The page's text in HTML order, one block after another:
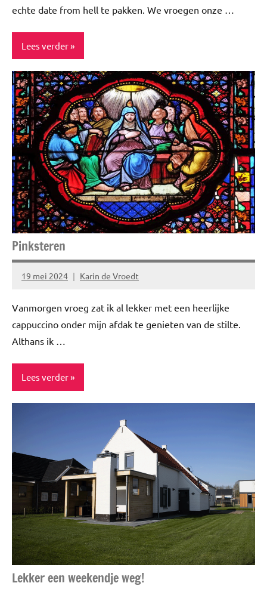
echte date from hell te pakken. We vroegen onze …
Lees verder
Blog
Ervaringsverhalen
Niet
gecategoriseerd
Relatie
Story's
Pinksteren
19 mei 2024 Karin de Vroedt
Geen
Vanmorgen vroeg zat ik al lekker met een heerlijke
cappuccino onder mijn afdak te genieten van de stilte.
Althans ik …
Lees verder
Niet
gecategoriseerd
Lekker een weekendje weg!